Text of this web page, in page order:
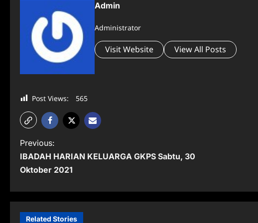
Admin
Administrator
Visit Website View All Posts
Post Views: 565
P
o
t
n
Previous:
IBADAH HARIAN KELUARGA GKPS Sabtu, 30
Oktober 2021
Related Stories